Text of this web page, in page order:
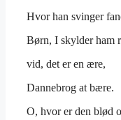
Hvor han svinger
Børn, I skylder ham
vid, det er en ære,
Dannebrog at bære.
O, hvor er den blød